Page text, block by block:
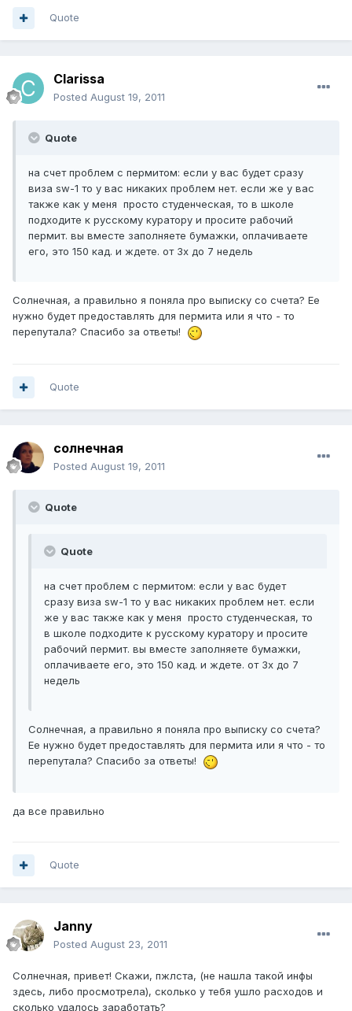
Quote
Clarissa
Posted August 19, 2011
Quote
на счет проблем с пермитом: если у вас будет сразу
виза sw-1 то у вас никаких проблем нет. если же у вас
также как у меня просто студенческая, то в школе
подходите к русскому куратору и просите рабочий
пермит. вы вместе заполняете бумажки, оплачиваете
его, это 150 кад. и ждете. от 3х до 7 недель
Солнечная, а правильно я поняла про выписку со счета? Ее
нужно будет предоставлять для пермита или я что - то
перепутала? Спасибо за ответы!
Quote
солнечная
Posted August 19, 2011
Quote
Quote
на счет проблем с пермитом: если у вас будет
сразу виза sw-1 то у вас никаких проблем нет. если
же у вас также как у меня просто студенческая, то
в школе подходите к русскому куратору и просите
рабочий пермит. вы вместе заполняете бумажки,
оплачиваете его, это 150 кад. и ждете. от 3х до 7
недель
Солнечная, а правильно я поняла про выписку со счета?
Ее нужно будет предоставлять для пермита или я что - то
перепутала? Спасибо за ответы!
да все правильно
Quote
Janny
Posted August 23, 2011
Солнечная, привет! Скажи, пжлста, (не нашла такой инфы
здесь, либо просмотрела), сколько у тебя ушло расходов и
сколько удалось заработать?